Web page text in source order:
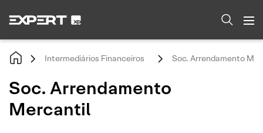
Intermediários Financeiros Soc. Arrendamento
Soc. Arrendamento
Mercantil